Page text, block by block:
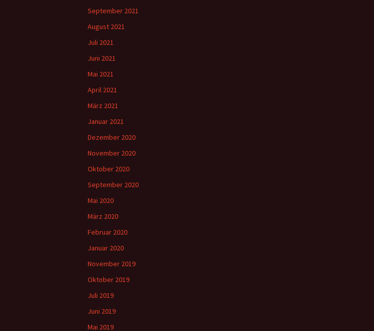
September 2021
August 2021
Juli 2021
Juni 2021
Mai 2021
April 2021
März 2021
Januar 2021
Dezember 2020
November 2020
Oktober 2020
September 2020
Mai 2020
März 2020
Februar 2020
Januar 2020
November 2019
Oktober 2019
Juli 2019
Juni 2019
Mai 2019